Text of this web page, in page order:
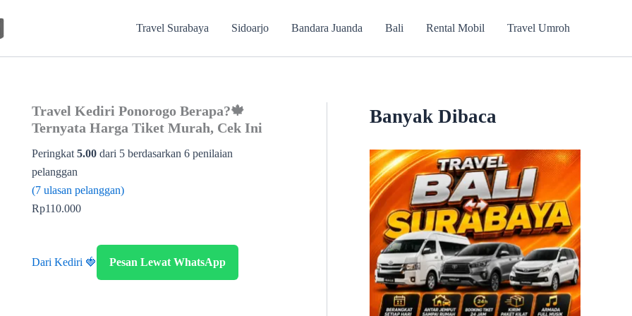
Travel Surabaya Sidoarjo Bandara Juanda Bali Rental Mobil Travel Umroh
Travel Kediri Ponorogo Berapa?🍁
Ternyata Harga Tiket Murah, Cek Ini
Peringkat 5.00dari 5 berdasarkan 6penilaian
pelanggan
(7ulasan pelanggan)
Rp110.000
Dari Kediri 🍓 Pesan Lewat WhatsApp
Banyak Dibaca